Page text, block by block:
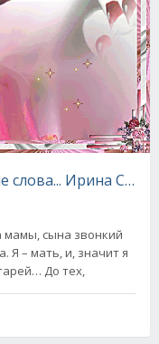
Моё богатство - добрые
сильнее всех! Какое дело мне до бунтарей… До тех,